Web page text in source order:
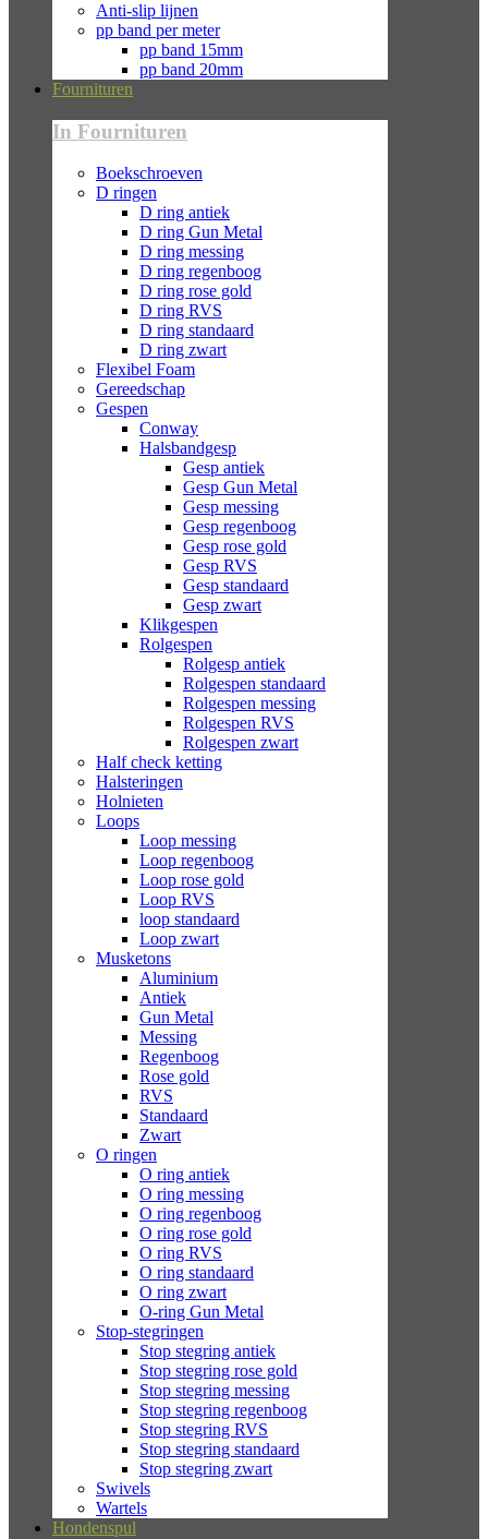
Anti-slip lijnen
pp band per meter
pp band 15mm
pp band 20mm
Fournituren
In Fournituren
Boekschroeven
D ringen
D ring antiek
D ring Gun Metal
D ring messing
D ring regenboog
D ring rose gold
D ring RVS
D ring standaard
D ring zwart
Flexibel Foam
Gereedschap
Gespen
Conway
Halsbandgesp
Gesp antiek
Gesp Gun Metal
Gesp messing
Gesp regenboog
Gesp rose gold
Gesp RVS
Gesp standaard
Gesp zwart
Klikgespen
Rolgespen
Rolgesp antiek
Rolgespen standaard
Rolgespen messing
Rolgespen RVS
Rolgespen zwart
Half check ketting
Halsteringen
Holnieten
Loops
Loop messing
Loop regenboog
Loop rose gold
Loop RVS
loop standaard
Loop zwart
Musketons
Aluminium
Antiek
Gun Metal
Messing
Regenboog
Rose gold
RVS
Standaard
Zwart
O ringen
O ring antiek
O ring messing
O ring regenboog
O ring rose gold
O ring RVS
O ring standaard
O ring zwart
O-ring Gun Metal
Stop-stegringen
Stop stegring antiek
Stop stegring rose gold
Stop stegring messing
Stop stegring regenboog
Stop stegring RVS
Stop stegring standaard
Stop stegring zwart
Swivels
Wartels
Hondenspul